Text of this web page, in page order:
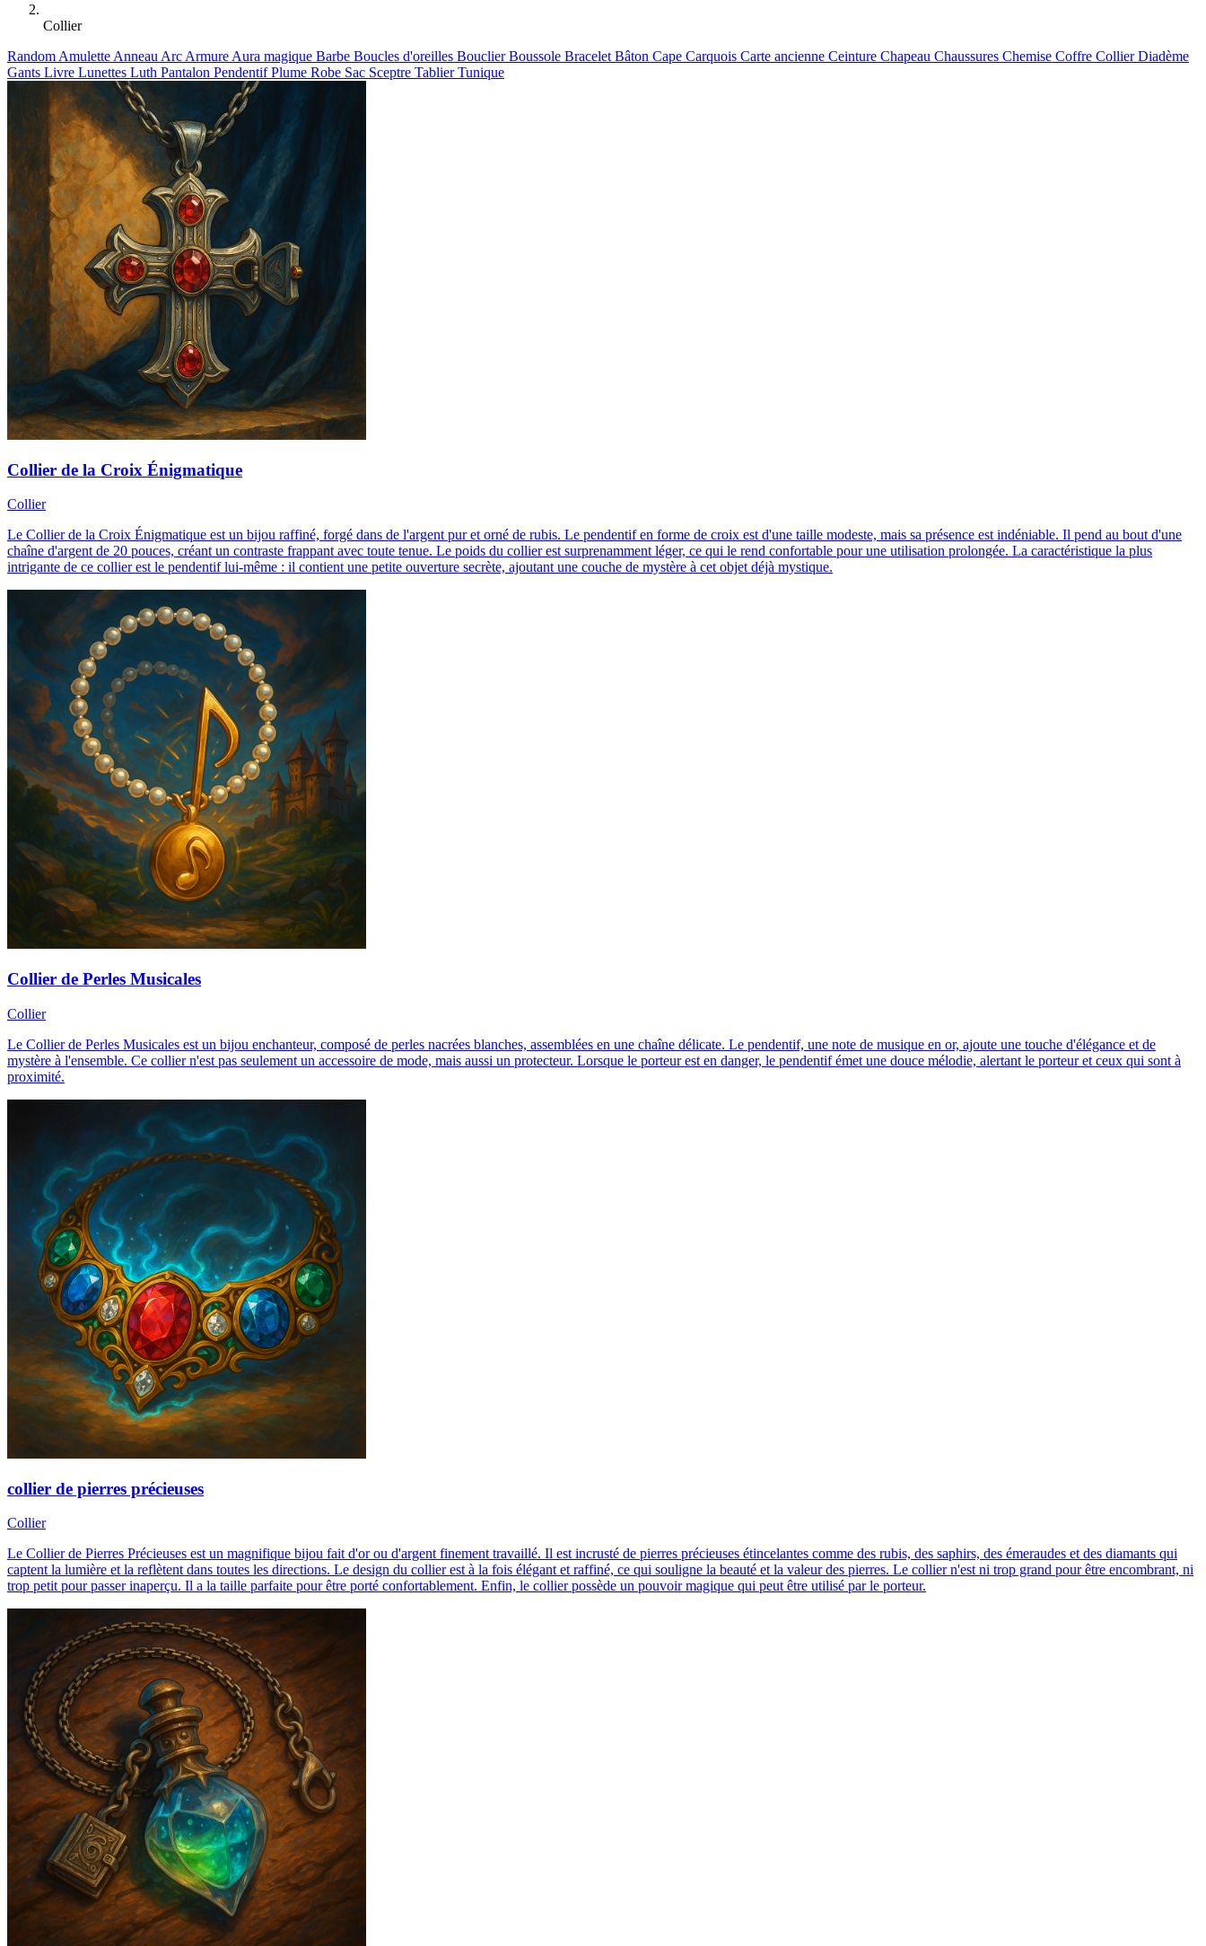
Collier
Random Amulette Anneau Arc Armure Aura magique Barbe Boucles d'oreilles BouclierBoussole Bracelet Bâton Cape Carquois Carte ancienne Ceinture Chapeau Chaussures Chemise Coffre CollierDiadème
Gants Livre Lunettes Luth Pantalon PendentifPlume Robe Sac Sceptre TablierTunique
Collier de la Croix Énigmatique
Collier
Le Collier de la Croix Énigmatique est un bijou raffiné, forgé dans de l'argent pur et orné de rubis. Le pendentif en forme de croix est d'une taille modeste, mais sa présence est indéniable. Il pend au bout d'une
chaîne d'argent de 20 pouces, créant un contraste frappant avec toute tenue. Le poids du collier est surprenamment léger, ce qui le rend confortable pour une utilisation prolongée. La caractéristique la plus
intrigante de ce collier est le pendentif lui-même : il contient une petite ouverture secrète, ajoutant une couche de mystère à cet objet déjà mystique.
Collier de Perles Musicales
Collier
Le Collier de Perles Musicales est un bijou enchanteur, composé de perles nacrées blanches, assemblées en une chaîne délicate. Le pendentif, une note de musique en or, ajoute une touche d'élégance et de
mystère à l'ensemble. Ce collier n'est pas seulement un accessoire de mode, mais aussi un protecteur. Lorsque le porteur est en danger, le pendentif émet une douce mélodie, alertant le porteur et ceux qui sont à
proximité.
collier de pierres précieuses
Collier
Le Collier de Pierres Précieuses est un magnifique bijou fait d'or ou d'argent finement travaillé. Il est incrusté de pierres précieuses étincelantes comme des rubis, des saphirs, des émeraudes et des diamants qui
captent la lumière et la reflètent dans toutes les directions. Le design du collier est à la fois élégant et raffiné, ce qui souligne la beauté et la valeur des pierres. Le collier n'est ni trop grand pour être encombrant, ni
trop petit pour passer inaperçu. Il a la taille parfaite pour être porté confortablement. Enfin, le collier possède un pouvoir magique qui peut être utilisé par le porteur.